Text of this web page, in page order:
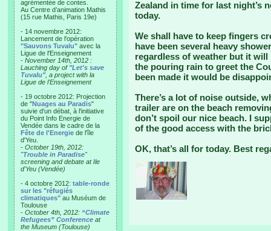
agrémentée de contes.
Au Centre d’animation Mathis
(15 rue Mathis, Paris 19e)
- 14 novembre 2012:
Lancement de l'opération
"Sauvons Tuvalu" avec la
Ligue de l'Enseignement
- November 14th, 2012 :
Lauching day of "Let's save
Tuvalu", a project with la
Ligue de l'Enseignement
- 19 octobre 2012: Projection
de "Nuages au Paradis"
suivie d'un débat, à l'initiative
du Point Info Energie de
Vendée dans le cadre de la
Fête de l'Energie de l'île
d'Yeu.
- October 19th, 2012:
"Trouble in Paradise"
screening and debate at Ile
d'Yeu (Vendée)
- 4 octobre 2012: table-ronde
sur les "réfugiés
climatiques" au Muséum de
Toulouse
- October 4th, 2012: “Climate
Refugees” Conference at
the Museum (Toulouse)
Zealand in time for last night’s
today.
We shall have to keep fingers
have been several heavy
regardless of weather but it
the pouring rain to greet the
been made it would be
There’s a lot of noise outside,
trailer are on the beach
don’t spoil our nice beach. I
of the good access with the
OK, that’s all for today. Best